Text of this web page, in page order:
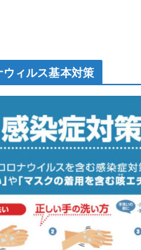
ィルス基本対策